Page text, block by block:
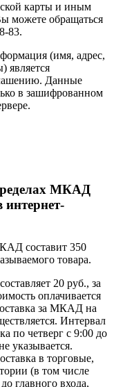
карты и иным
можете обращаться
83.
(имя, адрес,
является
Данные
в зашифрованном
МКАД
составит 350
товара.
20 руб., за
оплачивается
за МКАД на
Интервал
по четверг с 9:00 до
указывается.
в торговые,
(в том числе
главного входа,